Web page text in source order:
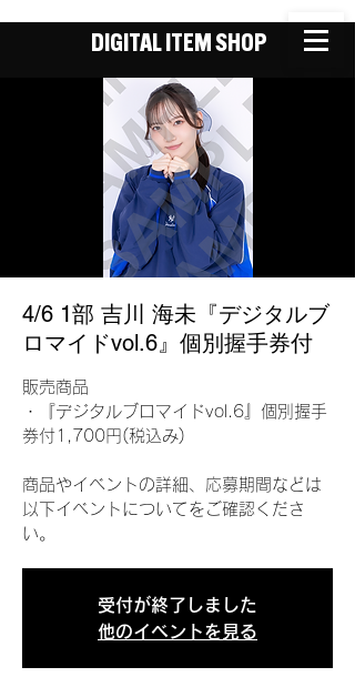
DIGITAL ITEM SHOP
4/6 1部 吉川 海未『デジタルブ
ロマイドvol.6』個別握手券付
販売商品
・『デジタルブロマイドvol.6』個別握手
券付1,700円(税込み)
商品やイベントの詳細、応募期間などは
以下イベントについてをご確認くださ
い。
受付が終了しました
他のイベントを見る